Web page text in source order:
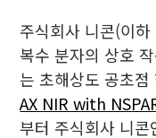
주식회사 니콘(이
복수 분자의 상호
는 초해상도 공초
AX NIR with
부터 주식회사 니